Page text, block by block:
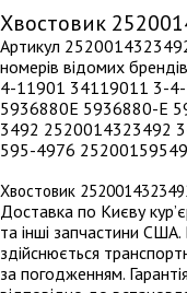
Хвостовик
Артикул
номерів відомих
4-11901 34119011 3-
5936880E 5936880-E
3492 2520014323492
595-4976
Хвостовик
Доставка по Києву
та інші запчастини США.
здійснюється
за погодженням.